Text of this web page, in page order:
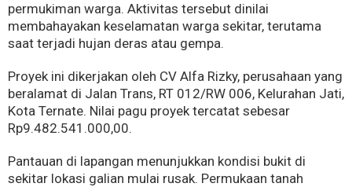
permukiman warga. Aktivitas tersebut dinilai
membahayakan keselamatan warga sekitar, terutama
saat terjadi hujan deras atau gempa.
Proyek ini dikerjakan oleh CV Alfa Rizky, perusahaan yang
beralamat di Jalan Trans, RT 012/RW 006, Kelurahan Jati,
Kota Ternate. Nilai pagu proyek tercatat sebesar
Rp9.482.541.000,00.
Pantauan di lapangan menunjukkan kondisi bukit di
sekitar lokasi galian mulai rusak. Permukaan tanah